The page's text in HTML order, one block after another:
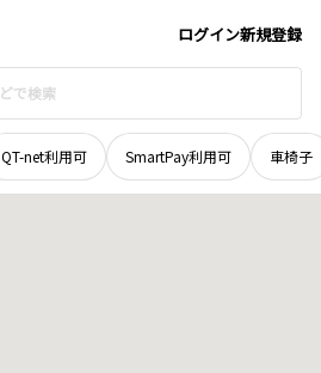
ログイン新規登録
QT-net利用可 SmartPay利用可 車椅子